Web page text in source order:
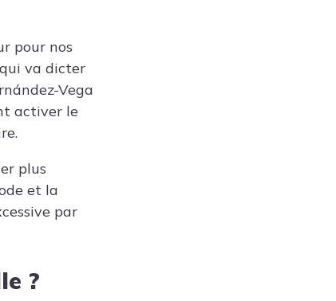
pour nos
va dicter
Vega
activer le
plus
et la
par
?